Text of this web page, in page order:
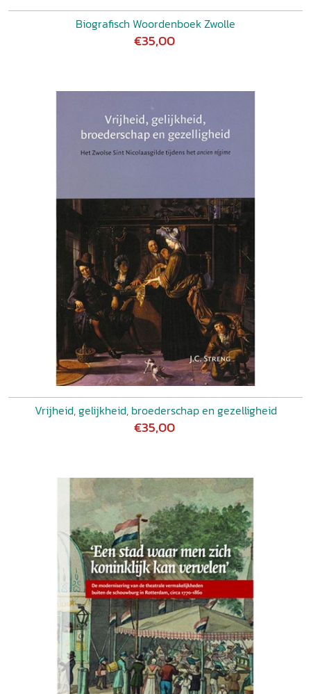
Biografisch Woordenboek Zwolle
€35,00
Vrijheid, gelijkheid, broederschap en gezelligheid
€35,00